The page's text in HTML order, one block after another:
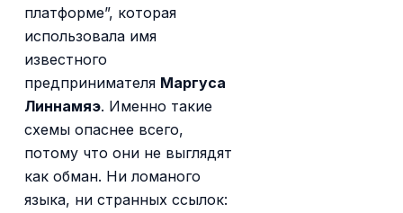
платформе”, которая
использовала имя
известного
предпринимателя Маргуса
Линнамяэ. Именно такие
схемы опаснее всего,
потому что они не выглядят
как обман. Ни ломаного
языка, ни странных ссылок: